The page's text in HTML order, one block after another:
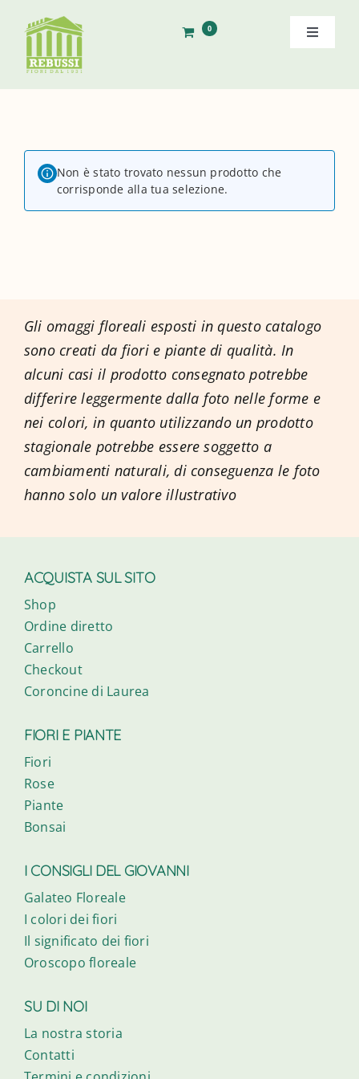
contenuto
0
Toggle
Home
Shop
Cerca
per:
ACCOUNT
Non è stato trovato nessun prodotto che
corrisponde alla tua selezione.
Gli omaggi floreali esposti in questo catalogo
sono creati da fiori e piante di qualità. In
alcuni casi il prodotto consegnato potrebbe
differire leggermente dalla foto nelle forme e
nei colori, in quanto utilizzando un prodotto
stagionale potrebbe essere soggetto a
cambiamenti naturali, di conseguenza le foto
hanno solo un valore illustrativo
ACQUISTA SUL SITO
Shop
Ordine diretto
Carrello
Checkout
Coroncine di Laurea
FIORI E PIANTE
Fiori
Rose
Piante
Bonsai
I CONSIGLI DEL GIOVANNI
Galateo Floreale
I colori dei fiori
Il significato dei fiori
Oroscopo floreale
SU DI NOI
La nostra storia
Contatti